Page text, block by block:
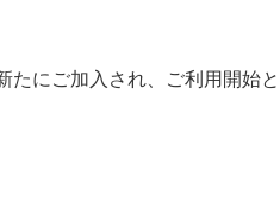
にご加入され、ご利用開始